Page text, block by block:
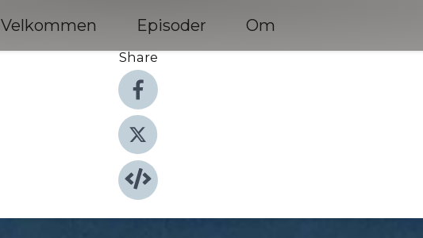
Velkommen Episoder Om
Share